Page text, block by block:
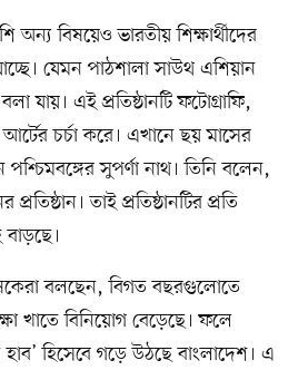
অন্য বিষয়েও ভারতীয় শিক্ষার্থীদের
যেমন পাঠশালা সাউথ এশিয়ান
যায়। এই প্রতিষ্ঠানটি ফটোগ্রাফি,
চর্চা করে। এখানে ছয় মাসের
সুপর্ণা নাথ। তিনি বলেন,
তাই প্রতিষ্ঠানটির প্রতি
বাড়ছে।
বলছেন, বিগত বছরগুলোতে
খাতে বিনিয়োগ বেড়েছে। ফলে
হিসেবে গড়ে উঠছে বাংলাদেশ। এ